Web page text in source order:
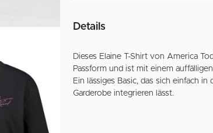
Details
Dieses Elaine T-Shirt von America
Passform und ist mit einem
Ein lässiges Basic, das sich einfach in
Garderobe integrieren lässt.